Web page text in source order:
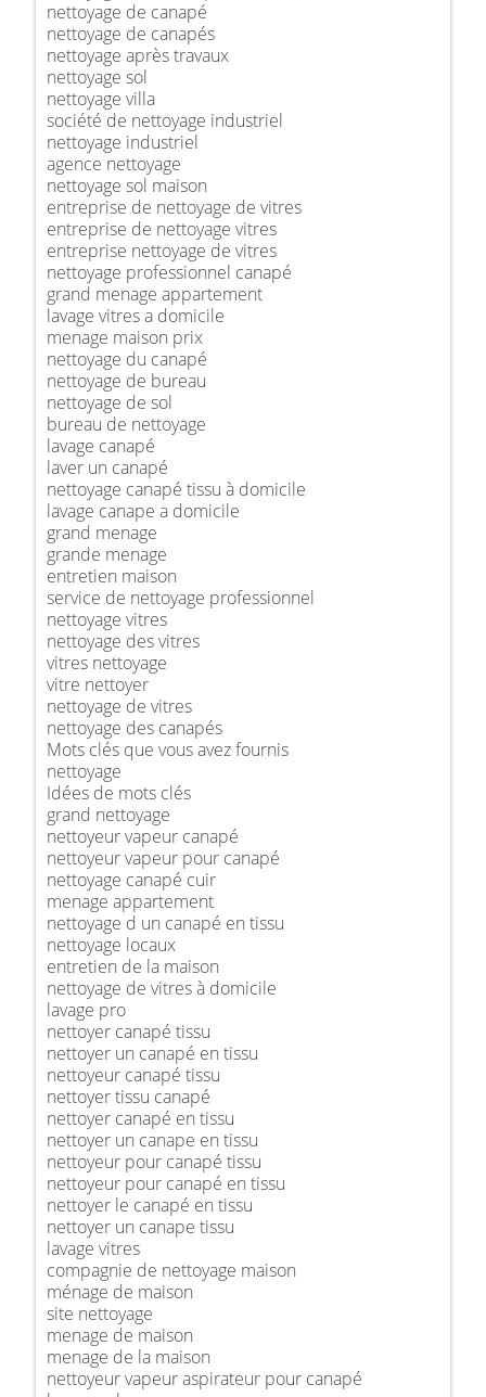
nettoyage de canapé
nettoyage de canapés
nettoyage après travaux
nettoyage sol
nettoyage villa
société de nettoyage industriel
nettoyage industriel
agence nettoyage
nettoyage sol maison
entreprise de nettoyage de vitres
entreprise de nettoyage vitres
entreprise nettoyage de vitres
nettoyage professionnel canapé
grand menage appartement
lavage vitres a domicile
menage maison prix
nettoyage du canapé
nettoyage de bureau
nettoyage de sol
bureau de nettoyage
lavage canapé
laver un canapé
nettoyage canapé tissu à domicile
lavage canape a domicile
grand menage
grande menage
entretien maison
service de nettoyage professionnel
nettoyage vitres
nettoyage des vitres
vitres nettoyage
vitre nettoyer
nettoyage de vitres
nettoyage des canapés
Mots clés que vous avez fournis
nettoyage
Idées de mots clés
grand nettoyage
nettoyeur vapeur canapé
nettoyeur vapeur pour canapé
nettoyage canapé cuir
menage appartement
nettoyage d un canapé en tissu
nettoyage locaux
entretien de la maison
nettoyage de vitres à domicile
lavage pro
nettoyer canapé tissu
nettoyer un canapé en tissu
nettoyeur canapé tissu
nettoyer tissu canapé
nettoyer canapé en tissu
nettoyer un canape en tissu
nettoyeur pour canapé tissu
nettoyeur pour canapé en tissu
nettoyer le canapé en tissu
nettoyer un canape tissu
lavage vitres
compagnie de nettoyage maison
ménage de maison
site nettoyage
menage de maison
menage de la maison
nettoyeur vapeur aspirateur pour canapé